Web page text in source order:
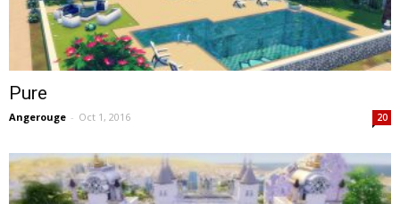
Pure
Angerouge - Oct 1, 2016 20